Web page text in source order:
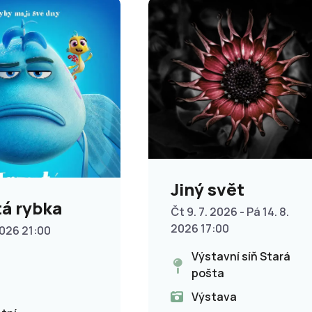
rybka
21:00
Jiný svět
Čt 9. 7. 2026 - Pá 14. 8.
2026 17:00
Výstavní síň Stará
pošta
Výstava